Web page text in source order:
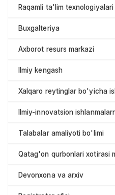
Raqamli ta'lim
Buxgalteriya
Axborot resurs markazi
Ilmiy kengash
Xalqaro reytinglar bo'yicha
Ilmiy-innovatsion
Talabalar amaliyoti bo'limi
Qatag'on qurbonlari xotirasi
Devonxona va arxiv